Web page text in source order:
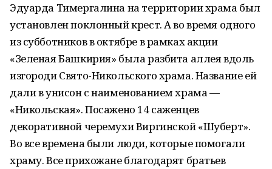
Эдуарда Тимергалина на территории храма был
установлен поклонный крест. А во время одного
из субботников в октябре в рамках акции
«Зеленая Башкирия» была разбита аллея вдоль
изгороди Свято-Никольского храма. Название ей
дали в унисон с наименованием храма —
«Никольская». Посажено 14 саженцев
декоративной черемухи Виргинской «Шуберт».
Во все времена были люди, которые помогали
храму. Все прихожане благодарят братьев